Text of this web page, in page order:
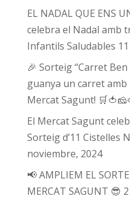
EL NADAL QUE ENS
celebra el Nadal amb
Infantils Saludables
🎉 Sorteig “Carret
guanya un carret amb
Mercat Sagunt!
El Mercat Sagunt
Sorteig d’11 Cistelles
noviembre, 2024
📢 AMPLIEM EL
MERCAT SAGUNT 😎